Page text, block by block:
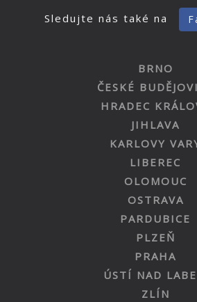
Sledujte nás také na
BRNO
ČESKÉ
HRADEC
JIHLAVA
KARLOVY
LIBEREC
OLOMOUC
OSTRAVA
PARDUBICE
PLZEŇ
PRAHA
ÚSTÍ NAD
ZLÍN